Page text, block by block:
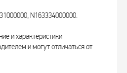
N163334000000.
и характеристики
и могут отличаться от